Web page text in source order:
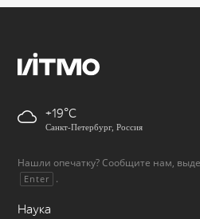
+19
Санкт-Петербург, Россия
Нашли опечатку? Сообщите нам,
Enter .
Наука